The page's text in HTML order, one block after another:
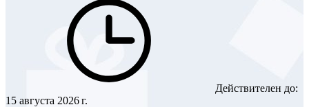
Действителен до:
15 августа 2026 г.